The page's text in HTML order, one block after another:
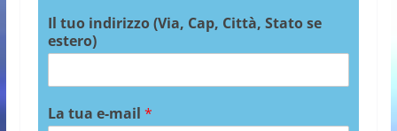
Il tuo indirizzo (Via, Cap, Città, Stato se
estero)
La tua e-mail *